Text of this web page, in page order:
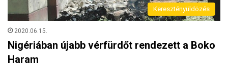
Keresztényüldözés
2020.06.15.
Nigériában újabb vérfürdőt rendezett a Boko
Haram